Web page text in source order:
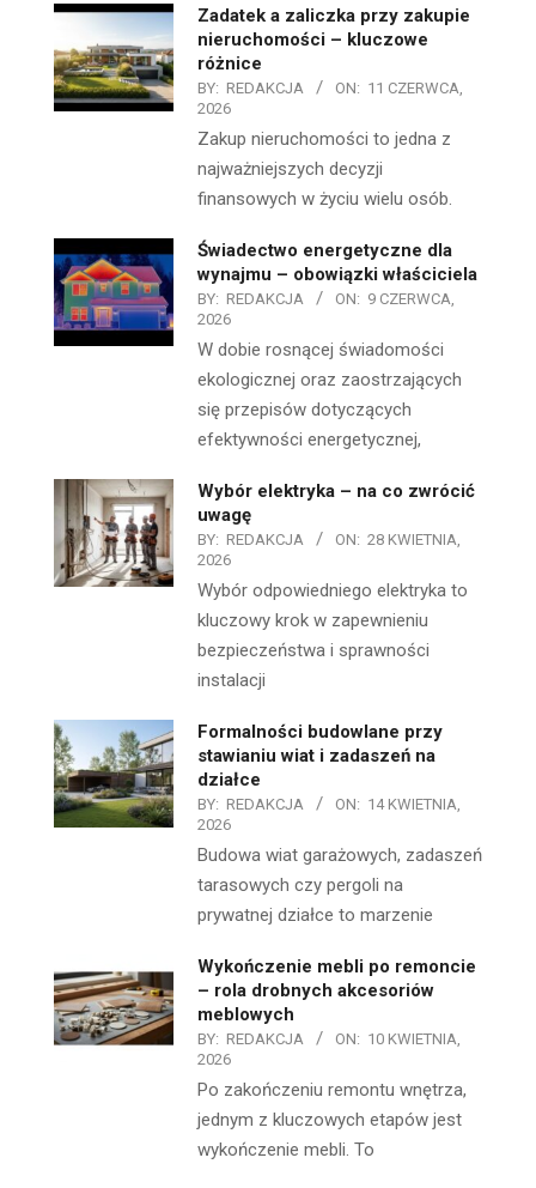
Zadatek a zaliczka przy zakupie
nieruchomości – kluczowe
różnice
BY: REDAKCJA ON: 11 CZERWCA,
2026
Zakup nieruchomości to jedna z
najważniejszych decyzji
finansowych w życiu wielu osób.
Świadectwo energetyczne dla
wynajmu – obowiązki właściciela
BY: REDAKCJA ON: 9 CZERWCA,
2026
W dobie rosnącej świadomości
ekologicznej oraz zaostrzających
się przepisów dotyczących
efektywności energetycznej,
Wybór elektryka – na co zwrócić
uwagę
BY: REDAKCJA ON: 28 KWIETNIA,
2026
Wybór odpowiedniego elektryka to
kluczowy krok w zapewnieniu
bezpieczeństwa i sprawności
instalacji
Formalności budowlane przy
stawianiu wiat i zadaszeń na
działce
BY: REDAKCJA ON: 14 KWIETNIA,
2026
Budowa wiat garażowych, zadaszeń
tarasowych czy pergoli na
prywatnej działce to marzenie
Wykończenie mebli po remoncie
– rola drobnych akcesoriów
meblowych
BY: REDAKCJA ON: 10 KWIETNIA,
2026
Po zakończeniu remontu wnętrza,
jednym z kluczowych etapów jest
wykończenie mebli. To